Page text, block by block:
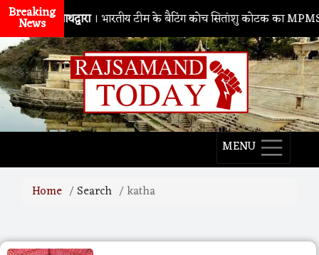
Breaking
Newsनाथद्वारा। भारतीय टीम के बैटिंग कोच सितांशु कोटक का MPMSC
MENU
Home Search katha